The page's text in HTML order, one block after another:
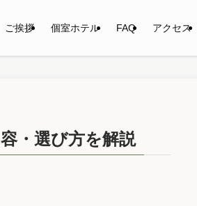
ご挨拶 個室ホテル FAQ アクセス
・選び方を解説